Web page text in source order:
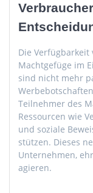
Die
Machtgefüge im
sind nicht mehr
Teilnehmer des
Ressourcen wie
und soziale
stützen. Dieses
Unternehmen,
agieren.